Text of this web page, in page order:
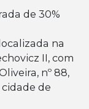
de 30%
na
II, com
nº 88,
de